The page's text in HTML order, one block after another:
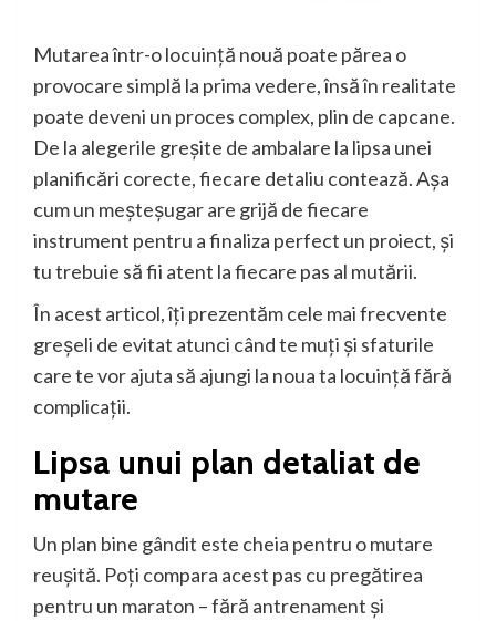
Mutarea într-o locuință nouă poate părea o
provocare simplă la prima vedere, însă în realitate
poate deveni un proces complex, plin de capcane.
De la alegerile greșite de ambalare la lipsa unei
planificări corecte, fiecare detaliu contează. Așa
cum un meșteșugar are grijă de fiecare
instrument pentru a finaliza perfect un proiect, și
tu trebuie să fii atent la fiecare pas al mutării.
În acest articol, îți prezentăm cele mai frecvente
greșeli de evitat atunci când te muți și sfaturile
care te vor ajuta să ajungi la noua ta locuință fără
complicații.
Lipsa unui plan detaliat de
mutare
Un plan bine gândit este cheia pentru o mutare
reușită. Poți compara acest pas cu pregătirea
pentru un maraton – fără antrenament și